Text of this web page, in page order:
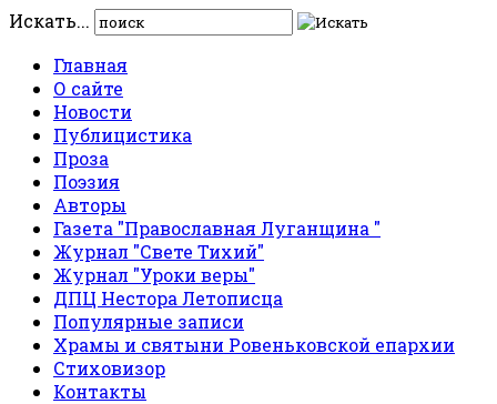
Искать...
Главная
О сайте
Новости
Публицистика
Проза
Поэзия
Авторы
Газета "Православная Луганщина "
Журнал "Свете Тихий"
Журнал "Уроки веры"
ДПЦ Нестора Летописца
Популярные записи
Храмы и святыни Ровеньковской епархии
Стиховизор
Контакты